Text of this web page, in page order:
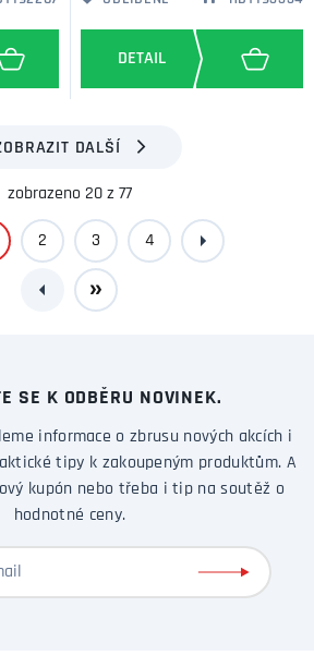
DALŠÍ
zobrazeno 20 z 77
2 3 4
SE K ODBĚRU NOVINEK.
informace o zbrusu nových akcích i
tipy k zakoupeným produktům. A
kupón nebo třeba i tip na soutěž o
hodnotné ceny.